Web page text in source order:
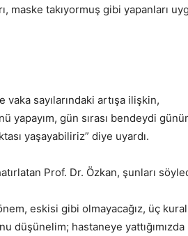
maske takıyormuş gibi yapanları
sayılarındaki artışa ilişkin,
yapayım, gün sırası bendeydi
yaşayabiliriz” diye uyardı.
Prof. Dr. Özkan, şunları
eskisi gibi olmayacağız, üç
düşünelim; hastaneye yattığımızda